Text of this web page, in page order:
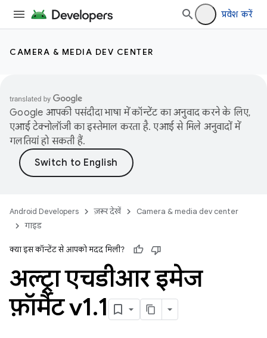
प्रवेश करें
CAMERA & MEDIA DEV CENTER
Google आपकी पसंदीदा भाषा में कॉन्टेंट का अनुवाद करने के लिए,
एआई टेक्नोलॉजी का इस्तेमाल करता है. एआई से मिले अनुवादों में
गलतियां हो सकती हैं.
Android Developers ज़रूर देखें
Camera & media dev center
गाइड
क्या इस कॉन्टेंट से आपको मदद मिली?
अल्ट्रा एचडीआर इमेज
फ़ॉर्मैट v1.1